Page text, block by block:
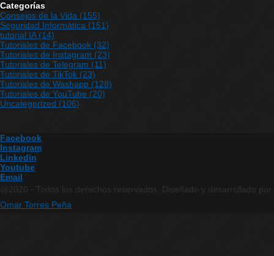
Categorías
Consejos de la Vida (155)
Seguridad Informática (151)
tutorial IA (14)
Tutoriales de Facebook (32)
Tutoriales de Instagram (23)
Tutoriales de Telegram (11)
Tutoriales de TikTok (23)
Tutoriales de Washapp (128)
Tutoriales de YouTube (20)
Uncategorized (106)
Facebook
Instagram
Linkedin
Youtube
Email
@2020 - Todos los derechos reservados. Diseñado y desarrollado por
Omar Torres Peña